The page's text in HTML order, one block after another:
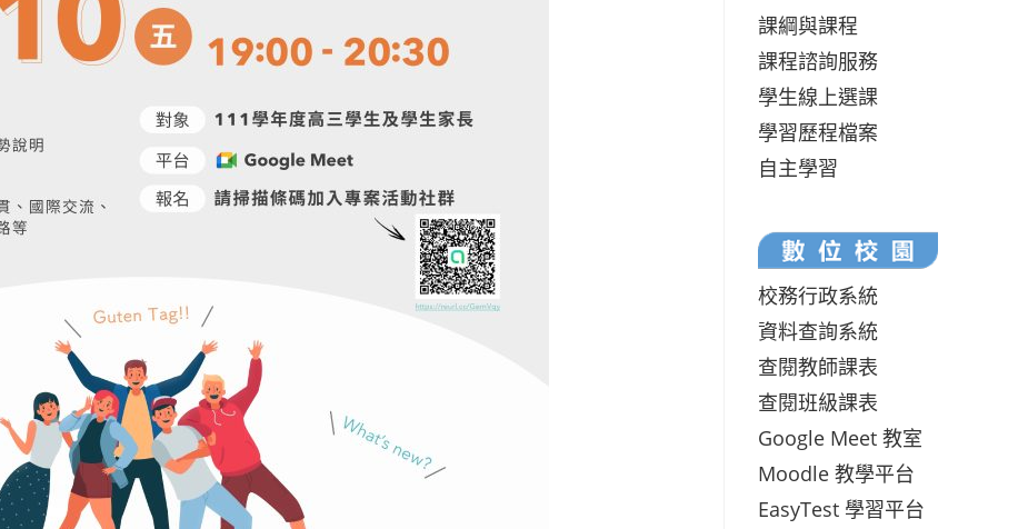
課綱與課程
課程諮詢服務
學生線上選課
學習歷程檔案
自主學習
校務行政系統
資料查詢系統
查閱教師課表
查閱班級課表
Google Meet 教室
Moodle 教學平台
EasyTest 學習平台